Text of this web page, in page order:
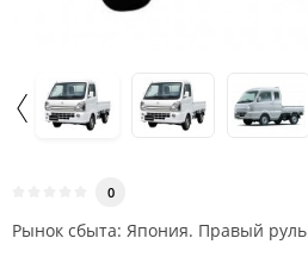
0
Рынок сбыта: Япония. Правый руль